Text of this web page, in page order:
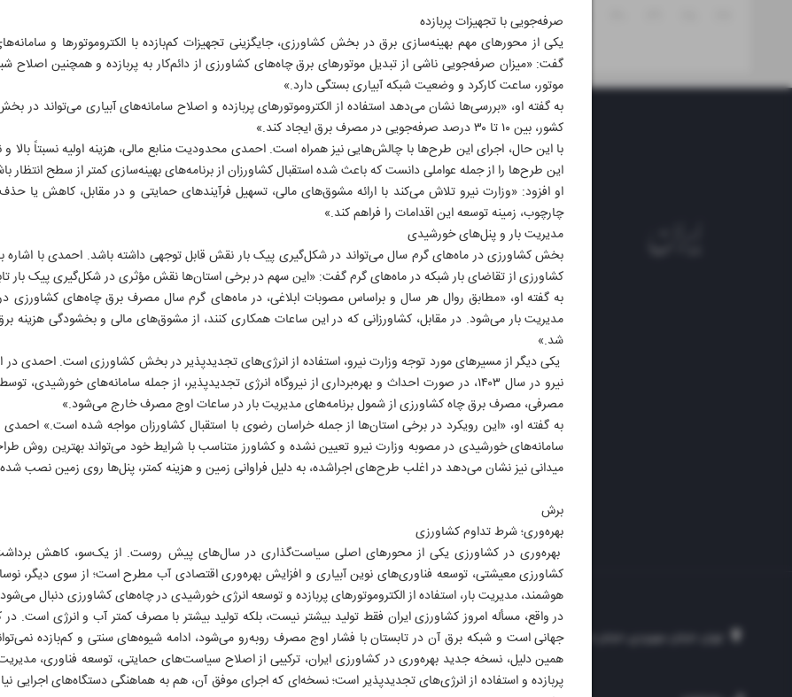
صرفه‌جویی با تجهیزات پربازده
یکی از محورهای مهم بهینه‌سازی برق در بخش کشاورزی، جایگزینی تجهیزات کم‌بازده با الکتروموتورها و
گفت: «میزان صرفه‌جویی ناشی از تبدیل موتورهای برق چاه‌های کشاورزی از دائم‌کار به پربازده و همچنین اصلاح
موتور، ساعت کارکرد و وضعیت شبکه آبیاری بستگی دارد.»
به گفته او، «بررسی‌ها نشان می‌دهد استفاده از الکتروموتورهای پربازده و اصلاح سامانه‌های آبیاری می‌تواند در
کشور، بین ۱۰ تا ۳۰ درصد صرفه‌جویی در مصرف برق ایجاد کند.»
با این حال، اجرای این طرح‌ها با چالش‌هایی نیز همراه است. احمدی محدودیت منابع مالی، هزینه اولیه نسبتاً بالا و
این طرح‌ها را از جمله عواملی دانست که باعث شده استقبال کشاورزان از برنامه‌های بهینه‌سازی کمتر از سطح انتظار
او افزود: «وزارت نیرو تلاش می‌کند با ارائه مشوق‌های مالی، تسهیل فرآیندهای حمایتی و در مقابل، کاهش یا
چارچوب، زمینه توسعه این اقدامات را فراهم کند.»
مدیریت بار و پنل‌های خورشیدی
کشاورزی از تقاضای بار شبکه در ماه‌های گرم گفت: «این سهم در برخی استان‌ها نقش مؤثری در شکل‌گیری پیک بار
به گفته او، «مطابق روال هر سال و براساس مصوبات ابلاغی، در ماه‌های گرم سال مصرف برق چاه‌های کشاورزی
مدیریت بار می‌شود. در مقابل، کشاورزانی که در این ساعات همکاری کنند، از مشوق‌های مالی و بخشودگی هزینه
شد.»
یکی دیگر از مسیرهای مورد توجه وزارت نیرو، استفاده از انرژی‌های تجدیدپذیر در بخش کشاورزی است. احمدی
مصرفی، مصرف برق چاه کشاورزی از شمول برنامه‌های مدیریت بار در ساعات اوج مصرف خارج می‌شود.»
به گفته او، «این رویکرد در برخی استان‌ها از جمله خراسان رضوی با استقبال کشاورزان مواجه شده است.»
سامانه‌های خورشیدی در مصوبه وزارت نیرو تعیین نشده و کشاورز متناسب با شرایط خود می‌تواند بهترین روش
میدانی نیز نشان می‌دهد در اغلب طرح‌های اجراشده، به دلیل فراوانی زمین و هزینه کمتر، پنل‌ها روی زمین نصب
برش
بهره‌وری؛ شرط تداوم کشاورزی
بهره‌وری در کشاورزی یکی از محورهای اصلی سیاست‌گذاری در سال‌های پیش روست. از یک‌سو، کاهش برداشت
کشاورزی معیشتی، توسعه فناوری‌های نوین آبیاری و افزایش بهره‌وری اقتصادی آب مطرح است؛ از سوی دیگر،
هوشمند، مدیریت بار، استفاده از الکتروموتورهای پربازده و توسعه انرژی خورشیدی در چاه‌های کشاورزی دنبال
در واقع، مسأله امروز کشاورزی ایران فقط تولید بیشتر نیست، بلکه تولید بیشتر با مصرف کمتر آب و انرژی است.
جهانی است و شبکه برق آن در تابستان با فشار اوج مصرف روبه‌رو می‌شود، ادامه شیوه‌های سنتی و کم‌بازده
همین دلیل، نسخه جدید بهره‌وری در کشاورزی ایران، ترکیبی از اصلاح سیاست‌های حمایتی، توسعه فناوری،
پربازده و استفاده از انرژی‌های تجدیدپذیر است؛ نسخه‌ای که اجرای موفق آن، هم به هماهنگی دستگاه‌های اجرایی
روزنامه ها
ایران ورزشی
الوفاق
IRAN DAILY
سایت های برخط
ایران آنلاین
ایران ورزشی
آژانس عکس
انتشارات ایران
سازمان آگهی ها
انتشارات ایران
انقلاب اسلامی
جبهه مقاومت
دفاع مقدس
تاریخ معاصر
تاریخ شفاهی
سر دلبران
علوم انسانی
تهران، خیابان سهروردی، خیابان خرمشهر، نرسیده به مصلی، موسسه فرهنگی-مطبوعاتی ایران